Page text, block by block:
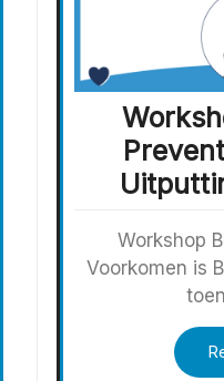
Workshop
Voorkomen is